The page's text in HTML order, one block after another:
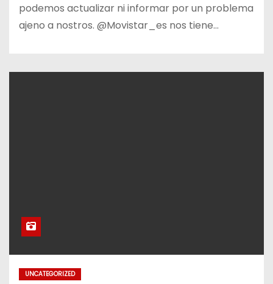
podemos actualizar ni informar por un problema
ajeno a nostros. @Movistar_es nos tiene…
UNCATEGORIZED